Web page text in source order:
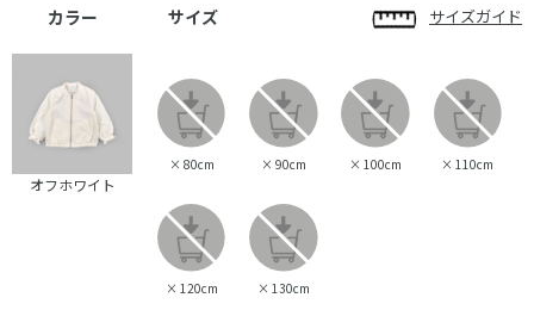
カラー サイズ サイズガイド
オフホワイト
× 80cm × 90cm × 100cm × 110cm
× 120cm × 130cm